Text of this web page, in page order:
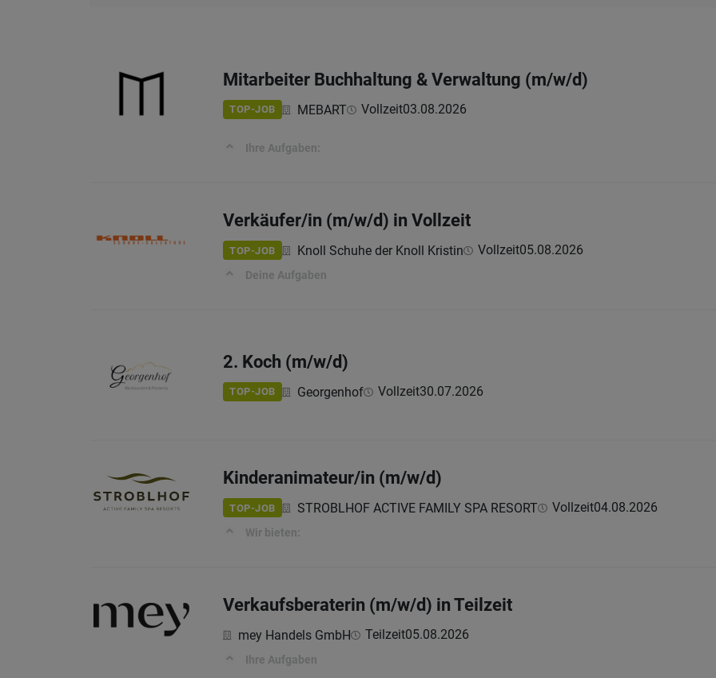
Mitarbeiter Buchhaltung & Verwaltung (m/w/d)
TOP-JOB MEBART Vollzeit03.08.2026
Ihre Aufgaben:
Verkäufer/in (m/w/d) in Vollzeit
TOP-JOB Knoll Schuhe der Knoll Kristin Vollzeit05.08.2026
Deine Aufgaben
2. Koch (m/w/d)
TOP-JOB Georgenhof Vollzeit30.07.2026
Kinderanimateur/in (m/w/d)
TOP-JOB STROBLHOF ACTIVE FAMILY SPA RESORT Vollzeit04.08.2026
Wir bieten:
Verkaufsberaterin (m/w/d) in Teilzeit
mey Handels GmbH Teilzeit05.08.2026
Ihre Aufgaben